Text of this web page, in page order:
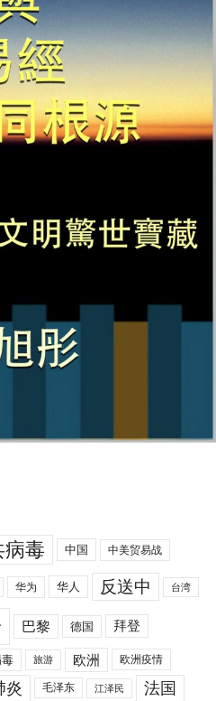
病毒 中国 中美贸易战
华为 华人 反送中 台湾
巴黎 德国 拜登
旅游 欧洲 欧洲疫情
炎 毛泽东 江泽民 法国